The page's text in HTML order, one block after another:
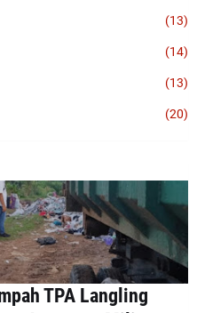
(13)
(14)
(13)
(20)
TPA Langling